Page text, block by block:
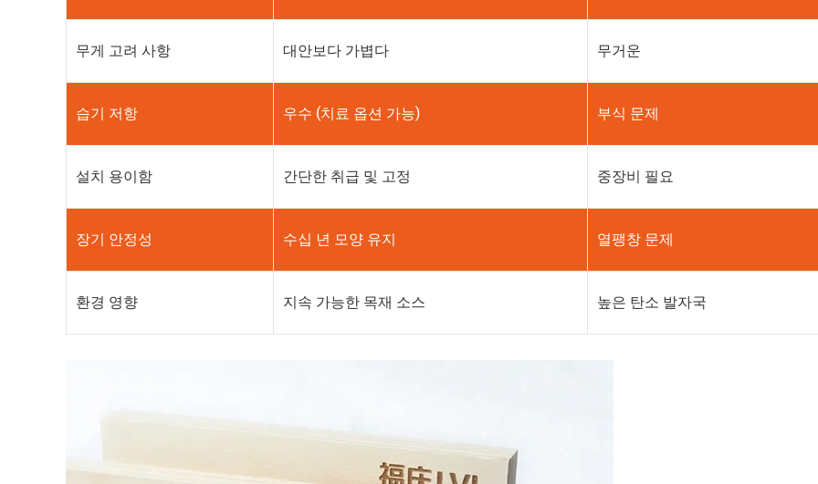
무게 고려 사항 대안보다 가볍다 무거운
습기 저항 우수 (치료 옵션 가능) 부식 문제
설치 용이함 간단한 취급 및 고정 중장비 필요
장기 안정성 수십 년 모양 유지 열팽창 문제
환경 영향 지속 가능한 목재 소스 높은 탄소 발자국